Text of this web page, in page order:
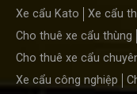
Xe cẩu Kato Xe cẩu
Cho thuê xe cẩu thùng
Cho thuê xe cẩu
Xe cẩu công nghiệp